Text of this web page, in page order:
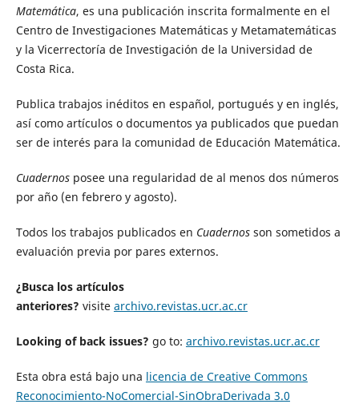
Matemática, es una publicación inscrita formalmente en el
Centro de Investigaciones Matemáticas y Metamatemáticas
y la Vicerrectoría de Investigación de la Universidad de
Costa Rica.
Publica trabajos inéditos en español, portugués y en inglés,
así como artículos o documentos ya publicados que puedan
ser de interés para la comunidad de Educación Matemática.
Cuadernosposee una regularidad de al menos dos números
por año (en febrero y agosto).
Todos los trabajos publicados en Cuadernosson sometidos a
evaluación previa por pares externos.
¿Busca los artículos
anteriores? visite archivo.revistas.ucr.ac.cr
Looking of back issues? go to: archivo.revistas.ucr.ac.cr
Esta obra está bajo una licencia de Creative Commons
Reconocimiento-NoComercial-SinObraDerivada 3.0